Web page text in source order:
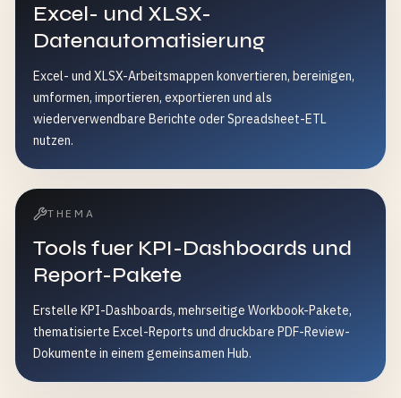
Excel- und XLSX-
Datenautomatisierung
Excel- und XLSX-Arbeitsmappen konvertieren, bereinigen,
umformen, importieren, exportieren und als
wiederverwendbare Berichte oder Spreadsheet-ETL
nutzen.
THEMA
Tools fuer KPI-Dashboards und
Report-Pakete
Erstelle KPI-Dashboards, mehrseitige Workbook-Pakete,
thematisierte Excel-Reports und druckbare PDF-Review-
Dokumente in einem gemeinsamen Hub.